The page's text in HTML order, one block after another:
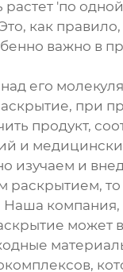
'по одной
как
важно в
его
при
продукт,
и
изучаем и
раскрытием,
компания,
может